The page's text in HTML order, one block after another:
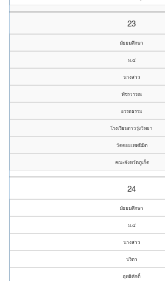
23
มัธยมศึกษา
ม.๔
นางสาว
พัชรวรรณ
อรรถธรรม
โรงเรียนดาวรุ่งวิทยา
วัดดอยเทพนิมิต
คณะจังหวัดภูเก็ต
24
มัธยมศึกษา
ม.๔
นางสาว
ปริตา
ฤทธิศักดิ์